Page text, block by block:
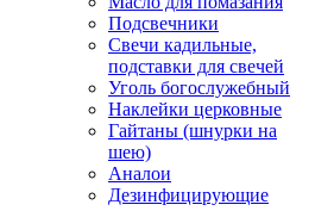
Подсвечники
Свечи кадильные,
подставки для свечей
Уголь богослужебный
Наклейки церковные
Гайтаны (шнурки на
шею)
Аналои
Дезинфицирующие